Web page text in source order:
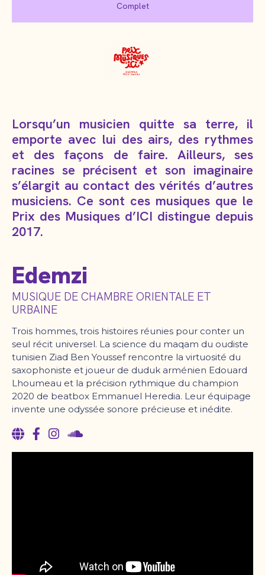
Complet
Lorsqu’un musicien quitte sa terre, il
emporte avec lui des airs, des rythmes
et des façons de faire. Ailleurs, ses
racines se précisent et son imaginaire
s’élargit au contact des vérités d’autres
musiciens. Ce sont ces musiques que le
Prix des Musiques d’ICI distingue depuis
2017.
Edemzi
MUSIQUE DE CHAMBRE ORIENTALE ET
URBAINE
Trois hommes, trois histoires réunies pour conter un
seul récit universel. La science du maqam du oudiste
tunisien Ziad Ben Youssef rencontre la virtuosité du
saxophoniste et joueur de duduk arménien Edouard
Lhoumeau et la précision rythmique du champion
2020 de beatbox Emmanuel Heredia. Leur équipage
invente une odyssée sonore précieuse et inédite.